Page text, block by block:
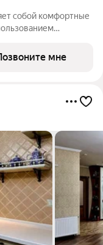
собой комфортные
пожалуй, известном
мне